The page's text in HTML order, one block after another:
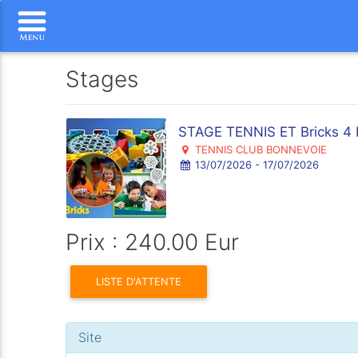
Stages
STAGE TENNIS ET Bricks
TENNIS CLUB BONNEVOIE
13/07/2026 - 17/07/2026
Prix : 240.00 Eur
LISTE D'ATTENTE
Site